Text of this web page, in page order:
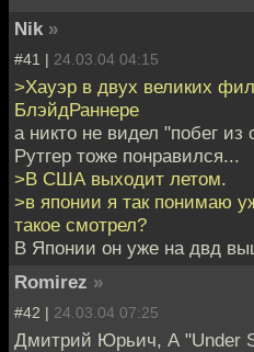
Nik »
#41 | 24.03.04 04:15
>Хауэр в двух великих
БлэйдРаннере
а никто не видел "побег
Рутгер тоже понравился...
>В США выходит летом.
>в японии я так понимаю
такое смотрел?
В Японии он уже на двд
Romirez »
#42 | 24.03.04 07:25
Дмитрий Юрьич, А "Under